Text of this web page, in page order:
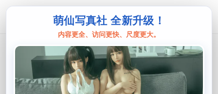
萌仙写真社 全新升级！
内容更全、访问更快、尺度更大。
Akisoso秋楚楚
akisoso秋楚楚02图片大放送：我的霓
虹海贼王cos